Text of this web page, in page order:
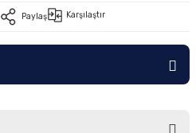
Paylaş Karşılaştır